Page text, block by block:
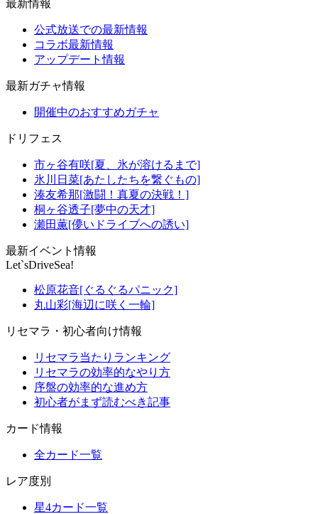
最新情報
公式放送での最新情報
コラボ最新情報
アップデート情報
最新ガチャ情報
開催中のおすすめガチャ
ドリフェス
市ヶ谷有咲[夏、氷が溶けるまで]
氷川日菜[あたしたちを繋ぐもの]
湊友希那[激闘！真夏の決戦！]
桐ヶ谷透子[夢中の天才]
瀬田薫[儚いドライブへの誘い]
最新イベント情報
Let`sDriveSea!
松原花音[ぐるぐるパニック]
丸山彩[海辺に咲く一輪]
リセマラ・初心者向け情報
リセマラ当たりランキング
リセマラの効率的なやり方
序盤の効率的な進め方
初心者がまず読むべき記事
カード情報
全カード一覧
レア度別
星4カード一覧